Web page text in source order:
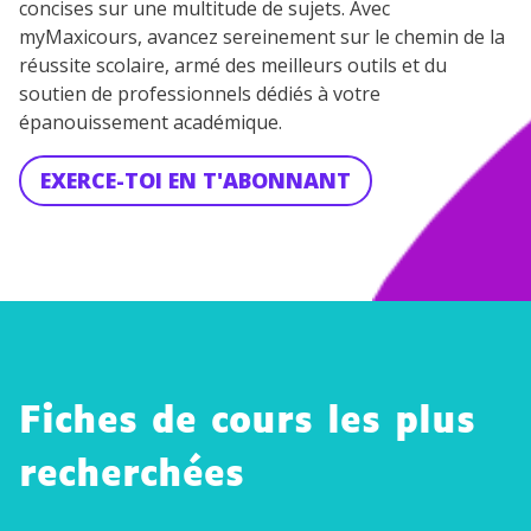
concises sur une multitude de sujets. Avec
myMaxicours, avancez sereinement sur le chemin de la
réussite scolaire, armé des meilleurs outils et du
soutien de professionnels dédiés à votre
épanouissement académique.
EXERCE-TOI EN T'ABONNANT
Fiches de cours les plus
recherchées